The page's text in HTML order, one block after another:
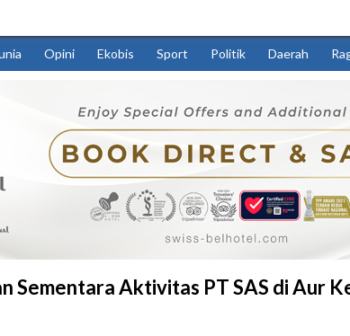
Opini Ekobis Sport Politik Daerah
Sementara Aktivitas PT SAS di Aur